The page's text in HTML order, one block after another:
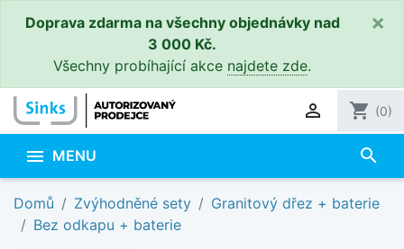
Doprava zdarma na všechny objednávky nad
3 000 Kč.
Všechny probíhající akce najdete zde.
×
 shopping_cart (0)
 MENU search
Domů Zvýhodněné sety
Granitový dřez + baterie
Bez odkapu + baterie